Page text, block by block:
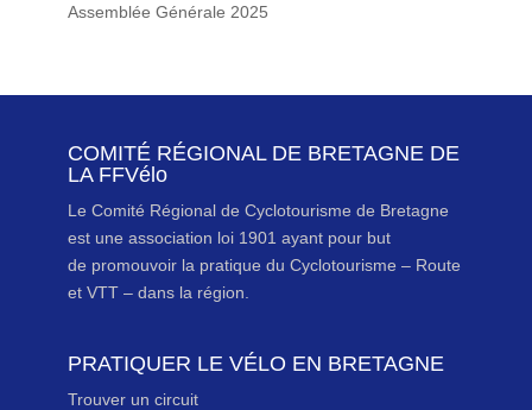
Assemblée Générale 2025
COMITÉ RÉGIONAL DE BRETAGNE DE
LA FFVélo
Le Comité Régional de Cyclotourisme de Bretagne
est une association loi 1901 ayant pour but
de promouvoir la pratique du Cyclotourisme – Route
et VTT – dans la région.
PRATIQUER LE VÉLO EN BRETAGNE
Trouver un circuit